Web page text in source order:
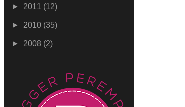
► 2011 (12)
► 2010 (35)
► 2008 (2)